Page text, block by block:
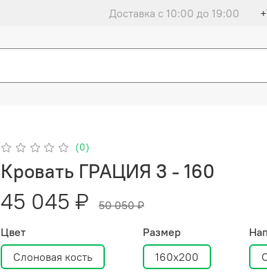
Доставка с 10:00 до 19:00
(0)
Кровать ГРАЦИЯ 3 - 160
45 045 ₽
50 050 ₽
Цвет
Слоновая кость
Размер
160х200